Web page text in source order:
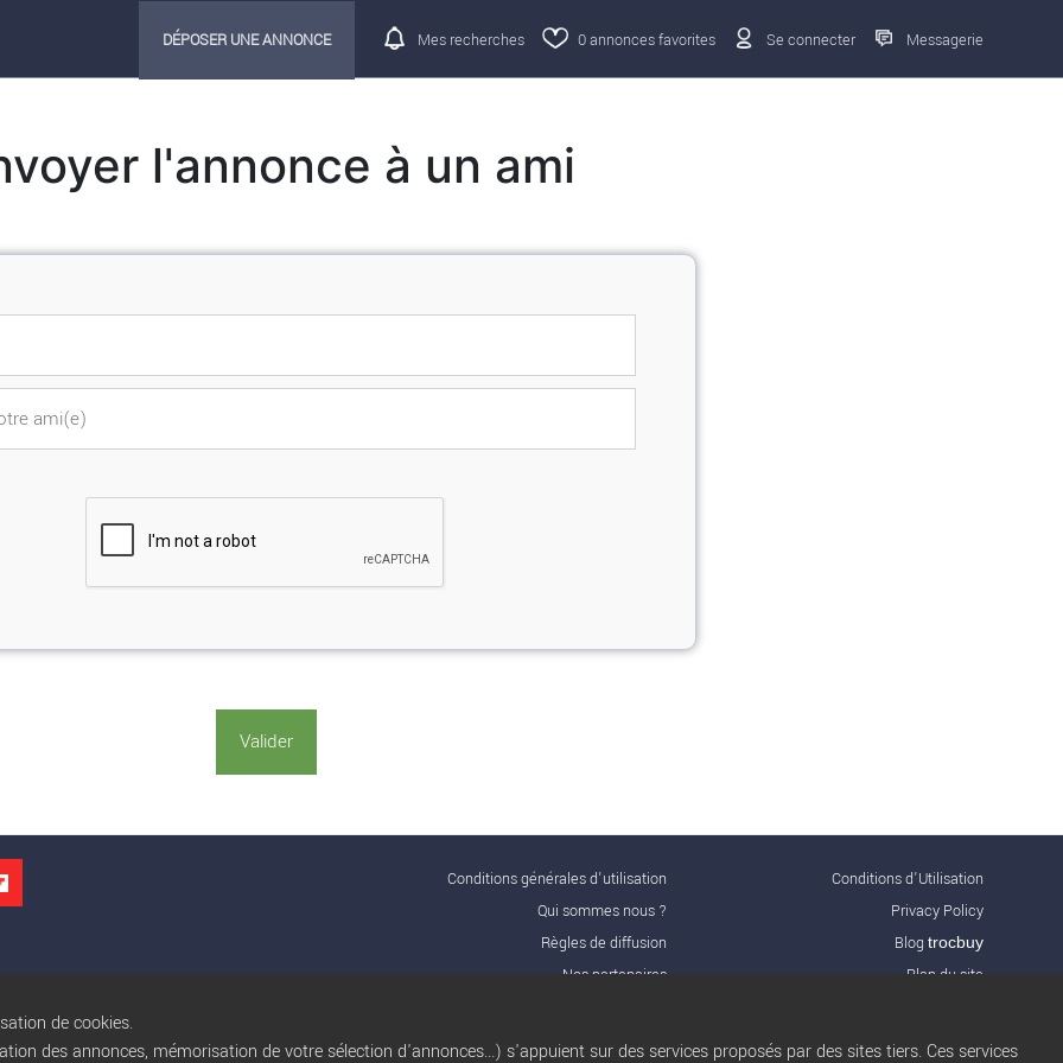
DÉPOSER UNE ANNONCE Mes recherches 0annonces favorites Se connecter Messagerie
l'annonce à un ami
Conditions générales d'utilisation
Qui sommes nous ?
Règles de diffusion
Nos partenaires
Conditions d’Utilisation
Privacy Policy
Blog trocbuy
Plan du site
Nous contacter
de cookies.
des annonces, mémorisation de votre sélection d'annonces...) s'appuient sur des services proposés par des sites tiers. Ces services